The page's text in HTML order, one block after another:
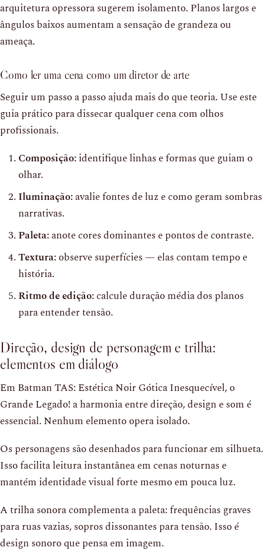
arquitetura opressora sugerem isolamento. Planos largos e
ângulos baixos aumentam a sensação de grandeza ou
ameaça.
Como ler uma cena como um diretor de arte
Seguir um passo a passo ajuda mais do que teoria. Use este
guia prático para dissecar qualquer cena com olhos
profissionais.
Composição:identifique linhas e formas que guiam o
olhar.
Iluminação:avalie fontes de luz e como geram sombras
narrativas.
Paleta:anote cores dominantes e pontos de contraste.
Textura:observe superfícies — elas contam tempo e
história.
Ritmo de edição:calcule duração média dos planos
para entender tensão.
Direção, design de personagem e trilha:
elementos em diálogo
Em Batman TAS: Estética Noir Gótica Inesquecível, o
Grande Legado! a harmonia entre direção, design e som é
essencial. Nenhum elemento opera isolado.
Os personagens são desenhados para funcionar em silhueta.
Isso facilita leitura instantânea em cenas noturnas e
mantém identidade visual forte mesmo em pouca luz.
A trilha sonora complementa a paleta: frequências graves
para ruas vazias, sopros dissonantes para tensão. Isso é
design sonoro que pensa em imagem.